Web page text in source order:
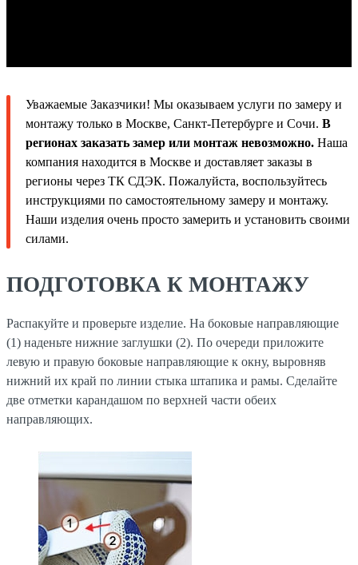
Уважаемые Заказчики! Мы оказываем услуги по замеру и
монтажу только в Москве, Санкт-Петербурге и Сочи. В
регионах заказать замер или монтаж невозможно. Наша
компания находится в Москве и доставляет заказы в
регионы через ТК СДЭК. Пожалуйста, воспользуйтесь
инструкциями по самостоятельному замеру и монтажу.
Наши изделия очень просто замерить и установить своими
силами.
ПОДГОТОВКА К МОНТАЖУ
Распакуйте и проверьте изделие. На боковые направляющие
(1) наденьте нижние заглушки (2). По очереди приложите
левую и правую боковые направляющие к окну, выровняв
нижний их край по линии стыка штапика и рамы. Сделайте
две отметки карандашом по верхней части обеих
направляющих.